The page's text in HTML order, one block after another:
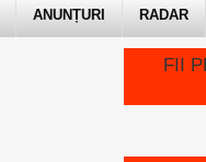
ANUNȚURI RADAR
FII